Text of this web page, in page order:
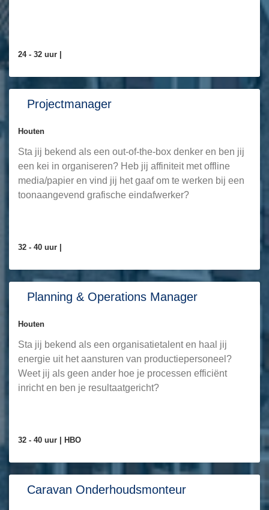
24 - 32 uur |
Projectmanager
Houten
Sta jij bekend als een out-of-the-box denker en ben jij
een kei in organiseren? Heb jij affiniteit met offline
media/papier en vind jij het gaaf om te werken bij een
toonaangevend grafische eindafwerker?
32 - 40 uur |
Planning & Operations Manager
Houten
Sta jij bekend als een organisatietalent en haal jij
energie uit het aansturen van productiepersoneel?
Weet jij als geen ander hoe je processen efficiënt
inricht en ben je resultaatgericht?
32 - 40 uur | HBO
Caravan Onderhoudsmonteur